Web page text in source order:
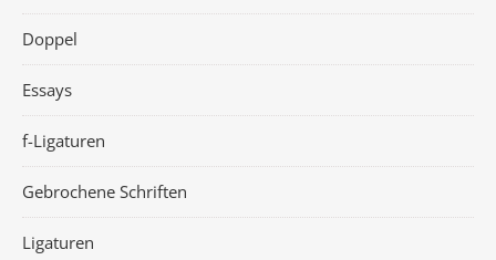
Doppel
Essays
f-Ligaturen
Gebrochene Schriften
Ligaturen